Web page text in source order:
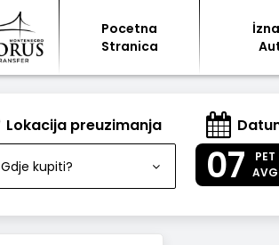
Pocetna
Stranica
Lokacija preuzimanja
Gdje kupiti? 07
PET
AVG